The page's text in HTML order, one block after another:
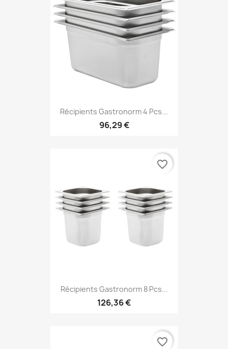
Récipients Gastronorm 4 Pcs...
96,29 €
Récipients Gastronorm 8 Pcs...
126,36 €
favorite_border
favorite_border